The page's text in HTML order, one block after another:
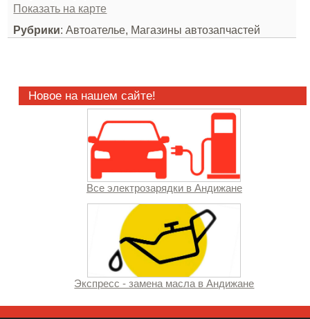
Показать на карте
Рубрики: Автоателье, Магазины автозапчастей
Новое на нашем сайте!
Все электрозарядки в Андижане
Экспресс - замена масла в Андижане